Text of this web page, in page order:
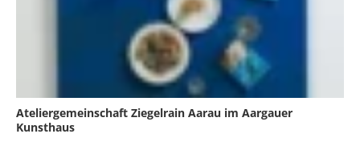
Ateliergemeinschaft Ziegelrain Aarau im Aargauer
Kunsthaus